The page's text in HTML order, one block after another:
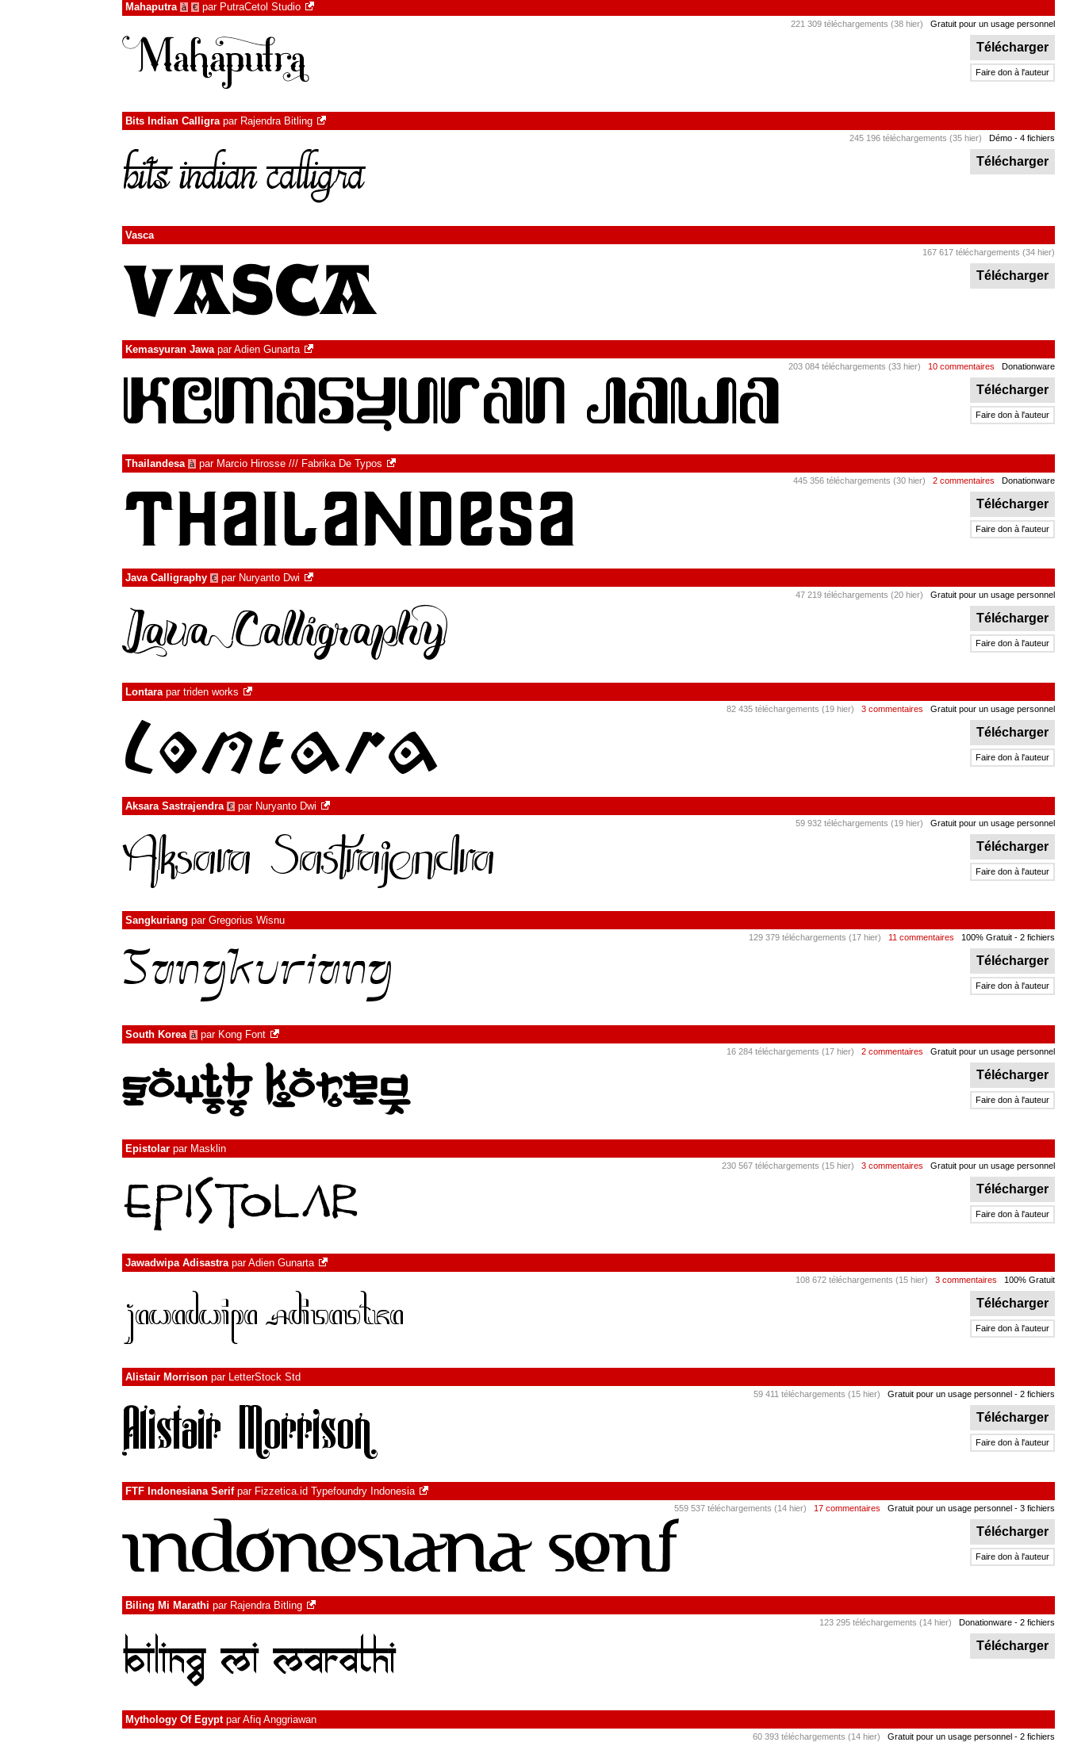
Mahaputra à € par PutraCetol Studio
221 309 téléchargements (38 hier) Gratuit pour un usage personnel
Télécharger
Faire don à l'auteur
Bits Indian Calligrapar Rajendra Bitling
245 196 téléchargements (35 hier) Démo - 4 fichiers
Télécharger
Vasca
167 617 téléchargements (34 hier)
Télécharger
Kemasyuran JawaparAdien Gunarta
203 084 téléchargements (33 hier) 10 commentaires Donationware
Télécharger
Faire don à l'auteur
Thailandesa à par Marcio Hirosse /// Fabrika De Typos
445 356 téléchargements (30 hier) 2 commentaires Donationware
Télécharger
Faire don à l'auteur
Java Calligraphy € par Nuryanto Dwi
47 219 téléchargements (20 hier) Gratuit pour un usage personnel
Télécharger
Faire don à l'auteur
Lontarapar triden works
82 435 téléchargements (19 hier) 3 commentaires Gratuit pour un usage personnel
Télécharger
Faire don à l'auteur
Aksara Sastrajendra € par Nuryanto Dwi
59 932 téléchargements (19 hier) Gratuit pour un usage personnel
Télécharger
Faire don à l'auteur
Sangkuriang par Gregorius Wisnu
129 379 téléchargements (17 hier) 11 commentaires 100% Gratuit - 2 fichiers
Télécharger
Faire don à l'auteur
South Korea à par Kong Font
16 284 téléchargements (17 hier) 2 commentaires Gratuit pour un usage personnel
Télécharger
Faire don à l'auteur
Epistolar par Masklin
230 567 téléchargements (15 hier) 3 commentaires Gratuit pour un usage personnel
Télécharger
Faire don à l'auteur
Jawadwipa AdisastraparAdien Gunarta
108 672 téléchargements (15 hier) 3 commentaires 100% Gratuit
Télécharger
Faire don à l'auteur
Alistair Morrison par LetterStock Std
59 411 téléchargements (15 hier) Gratuit pour un usage personnel - 2 fichiers
Télécharger
Faire don à l'auteur
FTF Indonesiana Serifpar Fizzetica.id Typefoundry Indonesia
559 537 téléchargements (14 hier) 17 commentaires Gratuit pour un usage personnel - 3 fichiers
Télécharger
Faire don à l'auteur
Biling Mi Marathi par Rajendra Bitling
123 295 téléchargements (14 hier) Donationware - 2 fichiers
Télécharger
Mythology Of EgyptparAfiq Anggriawan
60 393 téléchargements (14 hier) Gratuit pour un usage personnel - 2 fichiers